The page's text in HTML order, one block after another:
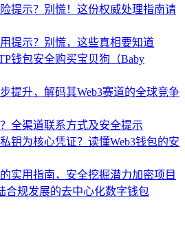
提示？别慌！这份权威处理指南请
提示？别慌，这些真相要知道
钱包安全购买宝贝狗（Baby
提升，解码其Web3赛道的全球竞争
全渠道联系方式及安全提示
钥为核心凭证？读懂Web3钱包的安
实用指南，安全挖掘潜力加密项目
合规发展的去中心化数字钱包